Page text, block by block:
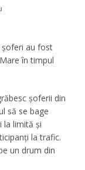
şoferi au fost
în timpul
șoferii din
să se bage
la limită și
la trafic.
un drum din